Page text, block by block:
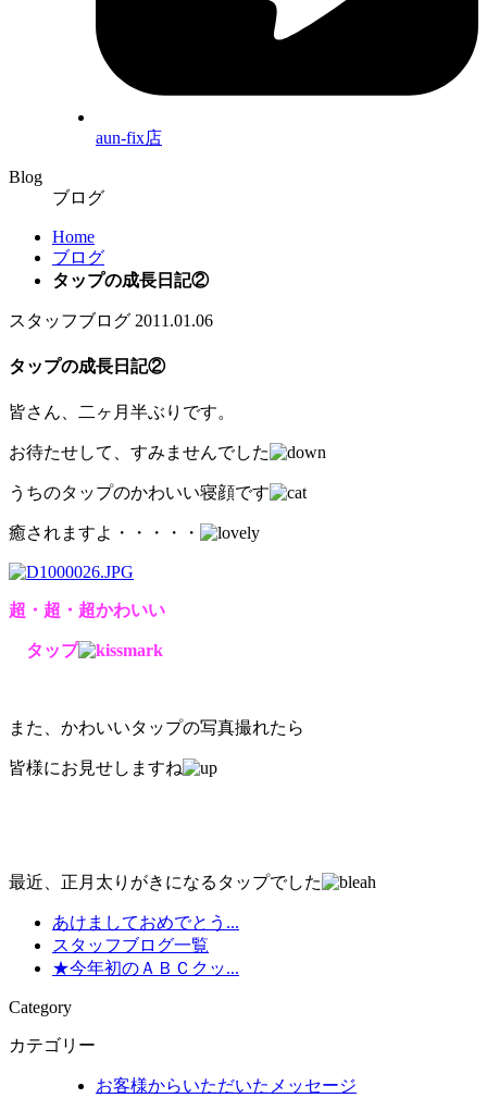
aun-fix店
Blog
ブログ
Home
ブログ
タップの成長日記②
スタッフブログ 2011.01.06
タップの成長日記②
皆さん、二ヶ月半ぶりです。
お待たせして、すみませんでした
うちのタップのかわいい寝顔です
癒されますよ・・・・・
超・超・超かわいい
タップ
また、かわいいタップの写真撮れたら
皆様にお見せしますね
最近、正月太りがきになるタップでした
あけましておめでとう...
スタッフブログ一覧
★今年初のＡＢＣクッ...
Category
カテゴリー
お客様からいただいたメッセージ